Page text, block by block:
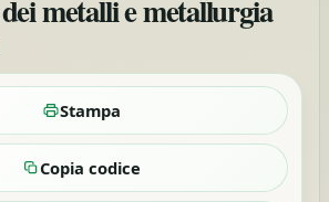
metalli e metallurgia
Stampa
Copia codice